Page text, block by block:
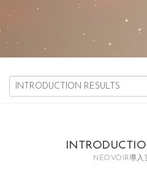
NEOVOIR導入